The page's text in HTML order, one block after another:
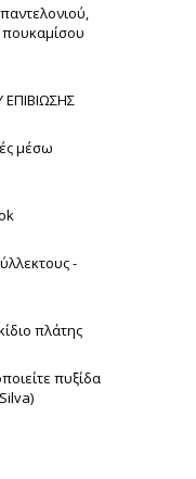
μέσω
-
πλάτης
πυξίδα